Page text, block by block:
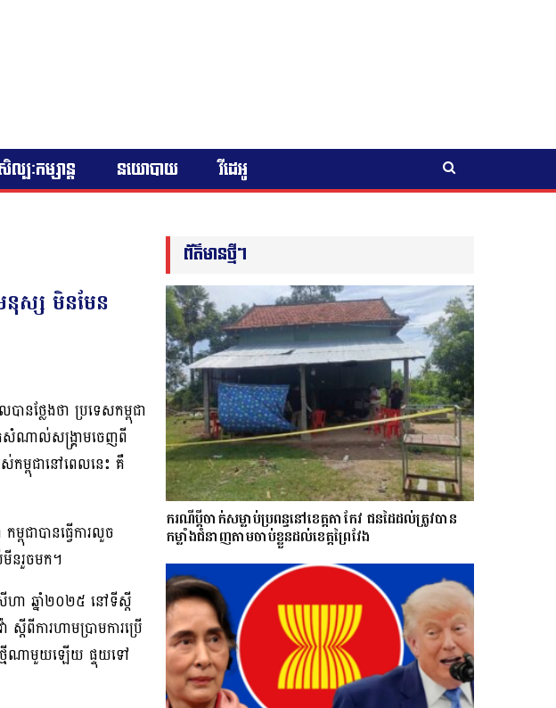
ល្បៈកម្សាន្ត នយោបាយ វីដេអូ
នុស្ស មិនមែន
បានថ្លែងថា ប្រទេសកម្ពុជា
កសំណាល់សង្រ្គាមចេញពី
កម្ពុជានៅពេលនេះ គឺ
ពុជាបានធ្វើការលួច
មីនរួចមក។
សីហា ឆ្នាំ២០២៥ នៅទីស្តី
តីពីការហាមប្រាមការប្រើ
ថ្មីណាមួយឡើយ ផ្ទុយទៅ
ព័ត៌មានថ្មីៗ
ករណីប្ដីចាក់សម្លាប់ប្រពន្ធនៅខេត្តតាកែវ ជនដៃដល់ត្រូវបាន
កម្លាំងជំនាញតាមចាប់ខ្លួនដល់ខេត្តព្រៃវែង